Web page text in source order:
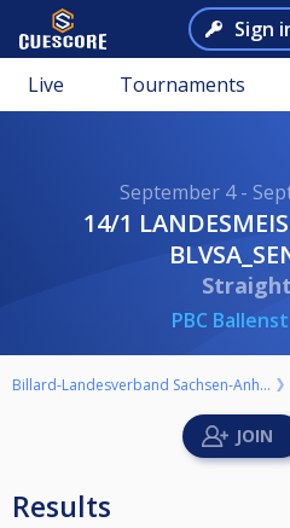
Sign
Live Tournaments
September 4 -
14/1 LANDESMEISTERSCHAFTEN
PBC
Billard-Landesverband Sachsen-Anhalt e.V.
Results